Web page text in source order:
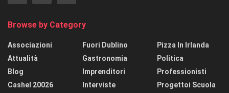
Browse by Category
Associazioni
Attualità
Blog
Cashel 20026
Fuori Dublino
Gastronomia
Imprenditori
Interviste
Pizza In Irlanda
Politica
Professionisti
Progettoi Scuola